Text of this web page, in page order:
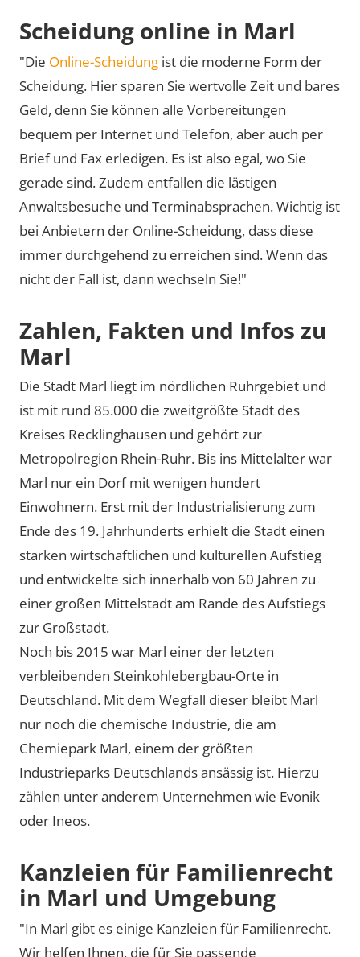
Scheidung online in Marl
"Die Online-Scheidung ist die moderne Form der
Scheidung. Hier sparen Sie wertvolle Zeit und bares
Geld, denn Sie können alle Vorbereitungen
bequem per Internet und Telefon, aber auch per
Brief und Fax erledigen. Es ist also egal, wo Sie
gerade sind. Zudem entfallen die lästigen
Anwaltsbesuche und Terminabsprachen. Wichtig ist
bei Anbietern der Online-Scheidung, dass diese
immer durchgehend zu erreichen sind. Wenn das
nicht der Fall ist, dann wechseln Sie!"
Zahlen, Fakten und Infos zu
Marl
Die Stadt Marl liegt im nördlichen Ruhrgebiet und
ist mit rund 85.000 die zweitgrößte Stadt des
Kreises Recklinghausen und gehört zur
Metropolregion Rhein-Ruhr. Bis ins Mittelalter war
Marl nur ein Dorf mit wenigen hundert
Einwohnern. Erst mit der Industrialisierung zum
Ende des 19. Jahrhunderts erhielt die Stadt einen
starken wirtschaftlichen und kulturellen Aufstieg
und entwickelte sich innerhalb von 60 Jahren zu
einer großen Mittelstadt am Rande des Aufstiegs
zur Großstadt.
Noch bis 2015 war Marl einer der letzten
verbleibenden Steinkohlebergbau-Orte in
Deutschland. Mit dem Wegfall dieser bleibt Marl
nur noch die chemische Industrie, die am
Chemiepark Marl, einem der größten
Industrieparks Deutschlands ansässig ist. Hierzu
zählen unter anderem Unternehmen wie Evonik
oder Ineos.
Kanzleien für Familienrecht
in Marl und Umgebung
"In Marl gibt es einige Kanzleien für Familienrecht.
Wir helfen Ihnen, die für Sie passende